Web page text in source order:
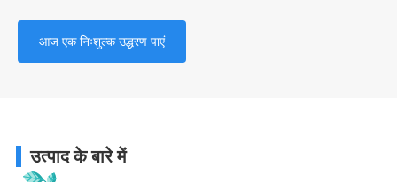
आज एक निःशुल्क उद्धरण पाएं
उत्पाद के बारे में